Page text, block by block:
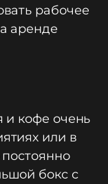
рабочее
аренде
и кофе очень
или в
бокс с